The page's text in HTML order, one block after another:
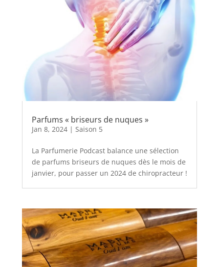
Parfums « briseurs de nuques »
Jan 8, 2024| Saison 5
La Parfumerie Podcast balance une sélection
de parfums briseurs de nuques dès le mois de
janvier, pour passer un 2024 de chiropracteur !